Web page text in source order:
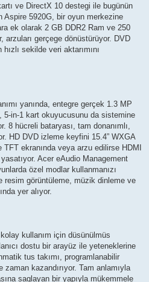
ve DirectX 10 destegi ile bugünün
5920G, bir oyun merkezine
ek olarak 2 GB DDR2 Ram ve 250
arzuları gerçege dönüstürüyor. DVD
sekilde veri aktarımını
yanında, entegre gerçek 1.3 MP
in-1 kart okuyucusunu da sistemine
8 hücreli bataryası, tam donanımlı,
HD DVD izleme keyfini 15.4” WXGA
ekranında veya arzu edilirse HDMI
Acer eAudio Management
özel modlar kullanmanızı
resim görüntüleme, müzik dinleme ve
yer alıyor.
kullanım için düsünülmüs
dostu bir arayüz ile yeteneklerine
tus takımı, programlanabilir
kazandırıyor. Tam anlamıyla
saglayan bir yapıyla mükemmele